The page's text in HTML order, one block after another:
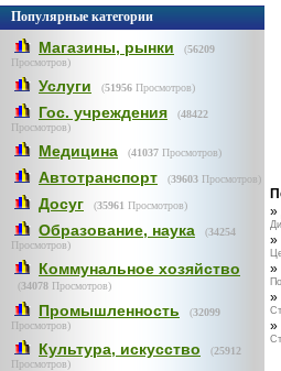
Популярные категории
Магазины, рынки (56209
Просмотров)
Услуги (51956 Просмотров)
Гос. учреждения (48422
Просмотров)
Медицина (41037 Просмотров)
Автотранспорт (39603 Просмотров)
Досуг (35961 Просмотров)
Образование, наука (34254
Просмотров)
Коммунальное хозяйство
(34078 Просмотров)
Промышленность (32099
Просмотров)
Культура, искусство (25912
Просмотров)
»
»
»
»
»